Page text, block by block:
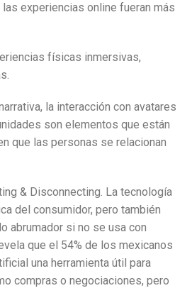
las experiencias online fueran más
físicas inmersivas,
la interacción con avatares
son elementos que están
que las personas se relacionan
& Disconnecting. La tecnología
del consumidor, pero también
abrumador si no se usa con
que el 54% de los mexicanos
una herramienta útil para
compras o negociaciones, pero